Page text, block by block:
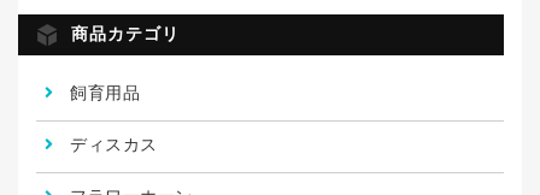
商品カテゴリ
飼育用品
ディスカス